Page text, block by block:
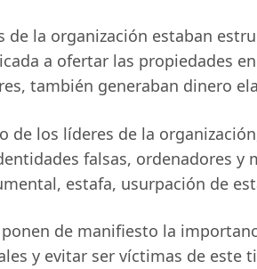
de la organización estaban
a ofertar las propiedades
también generaban dinero
de los líderes de la
falsas, ordenadores
estafa, usurpación de
de manifiesto la
y evitar ser víctimas de este